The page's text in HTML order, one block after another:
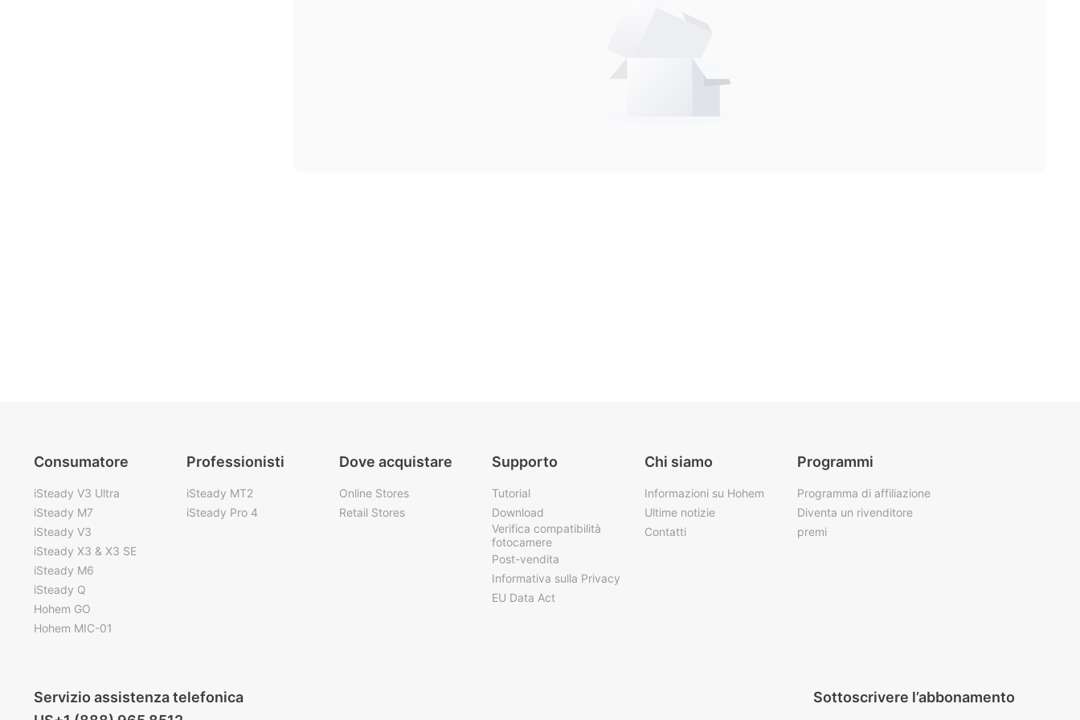
Consumatore
iSteady V3 Ultra
iSteady M7
iSteady V3
iSteady X3 & X3 SE
iSteady M6
iSteady Q
Hohem GO
Hohem MIC-01
Professionisti
iSteady MT2
iSteady Pro 4
Dove acquistare
Online Stores
Retail Stores
Supporto
Tutorial
Download
Verifica compatibilità
fotocamere
Post-vendita
Informativa sulla Privacy
EU Data Act
Chi siamo
Informazioni su Hohem
Ultime notizie
Contatti
Programmi
Programma di affiliazione
Diventa un rivenditore
premi
Servizio assistenza telefonica
Sottoscrivere l’abbonamento